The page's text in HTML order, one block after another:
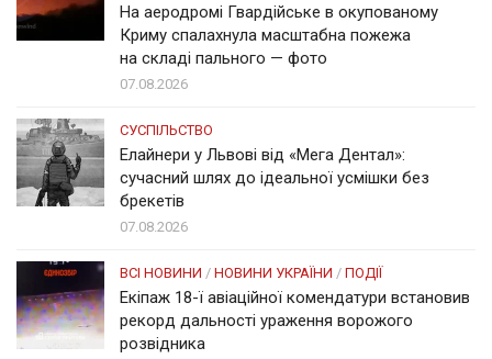
На аеродромі Гвардійське в окупованому
Криму спалахнула масштабна пожежа
на складі пального — фото
07.08.2026
СУСПІЛЬСТВО
Елайнери у Львові від «Мега Дентал»:
сучасний шлях до ідеальної усмішки без
брекетів
07.08.2026
ВСІ НОВИНИ / НОВИНИ УКРАЇНИ / ПОДІЇ
Екіпаж 18-ї авіаційної комендатури встановив
рекорд дальності ураження ворожого
розвідника